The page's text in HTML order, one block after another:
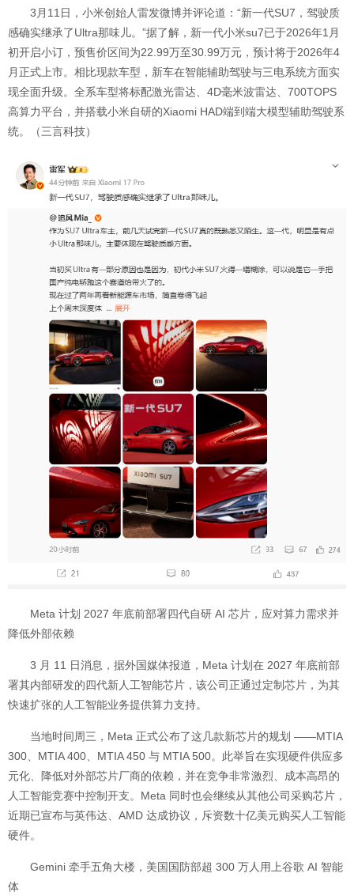
3月11日，小米创始人雷发微博并评论道：“新一代SU7，驾驶质
感确实继承了Ultra那味儿。”据了解，新一代小米su7已于2026年1月
初开启小订，预售价区间为22.99万至30.99万元，预计将于2026年4
月正式上市。相比现款车型，新车在智能辅助驾驶与三电系统方面实
现全面升级。全系车型将标配激光雷达、4D毫米波雷达、700TOPS
高算力平台，并搭载小米自研的Xiaomi HAD端到端大模型辅助驾驶系
统。（三言科技）
Meta 计划 2027 年底前部署四代自研 AI 芯片，应对算力需求并
降低外部依赖
3 月 11 日消息，据外国媒体报道，Meta 计划在 2027 年底前部
署其内部研发的四代新人工智能芯片，该公司正通过定制芯片，为其
快速扩张的人工智能业务提供算力支持。
当地时间周三，Meta 正式公布了这几款新芯片的规划 ——MTIA
300、MTIA 400、MTIA 450 与 MTIA 500。此举旨在实现硬件供应多
元化、降低对外部芯片厂商的依赖，并在竞争非常激烈、成本高昂的
人工智能竞赛中控制开支。Meta 同时也会继续从其他公司采购芯片，
近期已宣布与英伟达、AMD 达成协议，斥资数十亿美元购买人工智能
硬件。
Gemini 牵手五角大楼，美国国防部超 300 万人用上谷歌 AI 智能
体